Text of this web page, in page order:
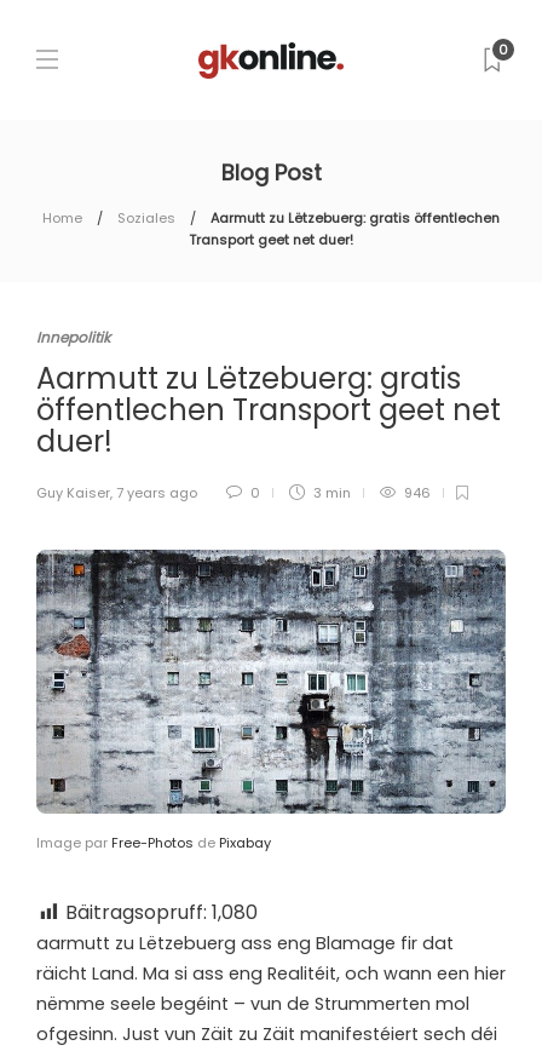
0
Blog Post
Home Soziales
Aarmutt zu Lëtzebuerg: gratis öffentlechen
Transport geet net duer!
Innepolitik
Aarmutt zu Lëtzebuerg: gratis
öffentlechen Transport geet net
duer!
Guy Kaiser, 7 years ago 0 3 min 946
Image par Free-Photos de Pixabay
Bäitragsopruff: 1,080
aarmutt zu Lëtzebuerg ass eng Blamage fir dat
räicht Land. Ma si ass eng Realitéit, och wann een hier
nëmme seele begéint – vun de Strummerten mol
ofgesinn. Just vun Zäit zu Zäit manifestéiert sech déi